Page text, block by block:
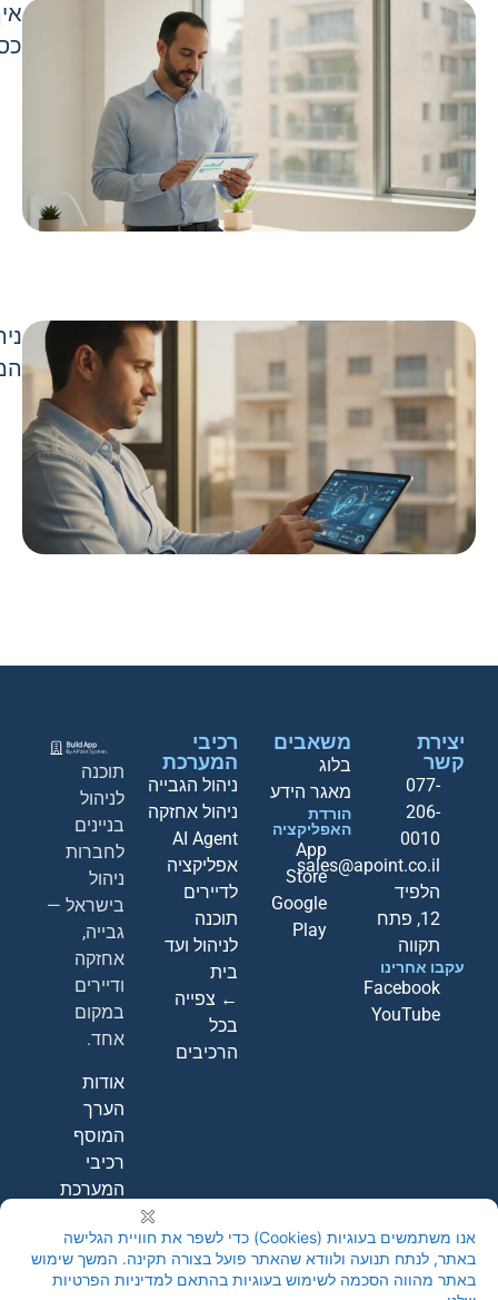
תוכנה
לניהול
בניינים
לחברות
ניהול
בישראל —
גבייה,
אחזקה
ודיירים
במקום
אחד.
אודות
הערך
המוסף
רכיבי
המערכת
הדגמה
חינם
←
רכיבי
המערכת
ניהול הגבייה
ניהול אחזקה
AI Agent
אפליקציה
לדיירים
תוכנה
לניהול ועד
בית
← צפייה
בכל
הרכיבים
משאבים
בלוג
מאגר הידע
הורדת
האפליקציה
App
Store
Google
Play
יצירת
קשר
077-
206-
0010
sales@apoint.co.il
הלפיד
12, פתח
תקווה
עקבו אחרינו
Facebook
YouTube